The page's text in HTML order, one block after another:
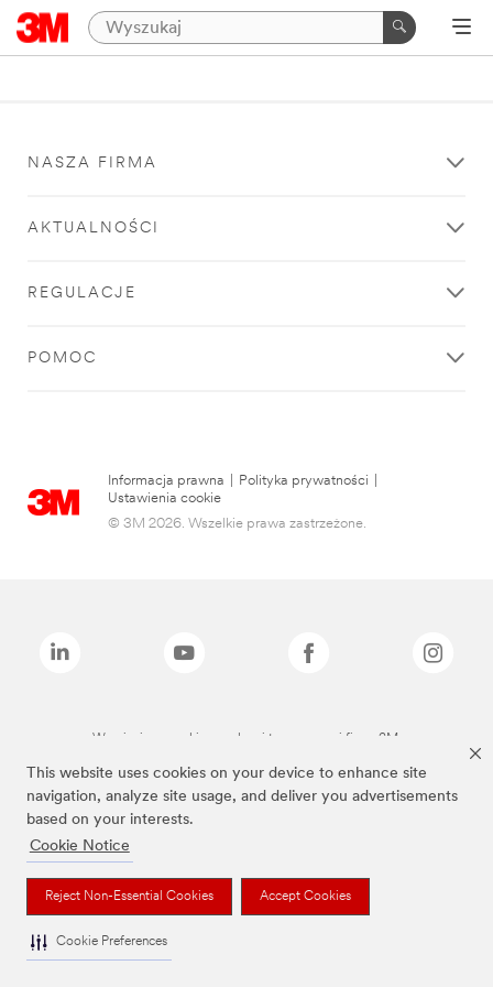
This website uses cookies on your device to enhance site
navigation, analyze site usage, and deliver you advertisements
based on your interests.
Cookie Notice
Reject Non-Essential Cookies Accept Cookies
Cookie Preferences
NASZA FIRMA
AKTUALNOŚCI
REGULACJE
POMOC
Informacja prawna Polityka prywatności
Ustawienia cookie
© 3M 2026. Wszelkie prawa zastrzeżone.
Wymienione marki są znakami towarowymi firmy 3M.